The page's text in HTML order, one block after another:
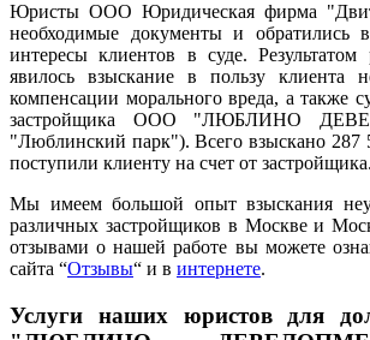
Юристы ООО Юридическая фирма
необходимые документы и обратились
интересы клиентов в суде. Результатом
явилось взыскание в пользу клиента
компенсации морального вреда, а также
застройщика ООО "ЛЮБЛИНО
"Люблинский парк"). Всего взыскано 287
поступили клиенту на счет от застройщика.
Мы имеем большой опыт взыскания
различных застройщиков в Москве и
отзывами о нашей работе вы можете
сайта “Отзывы“ и в интернете.
Услуги наших юристов для